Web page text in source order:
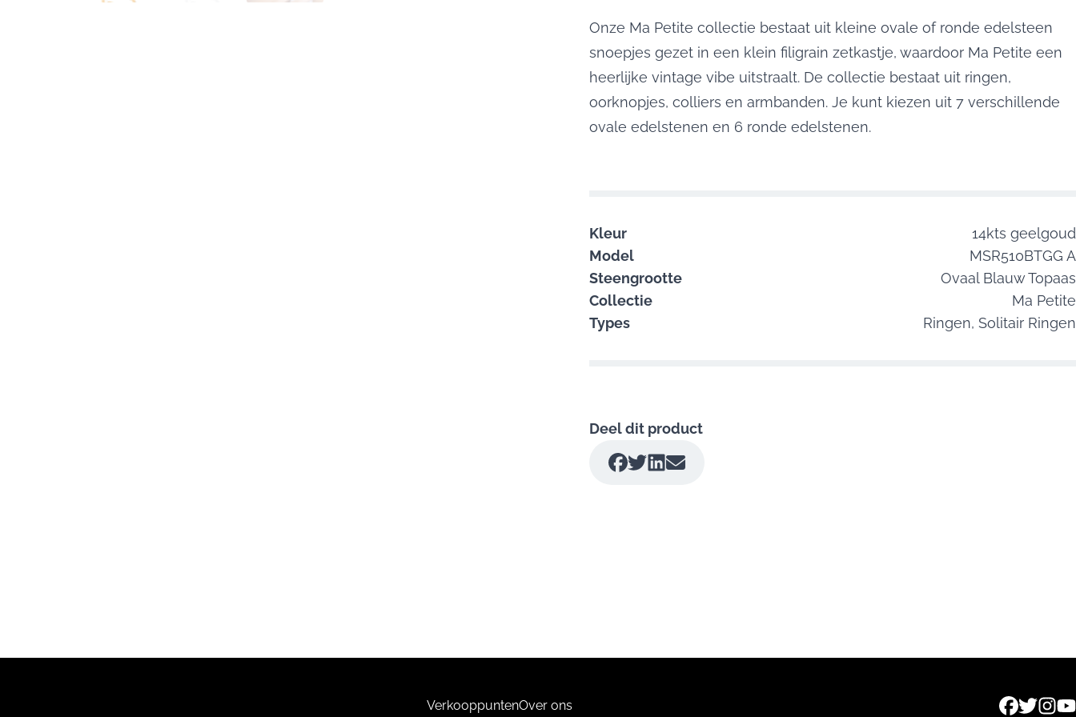
Onze Ma Petite collectie bestaat uit kleine ovale of ronde edelsteen
snoepjes gezet in een klein filigrain zetkastje, waardoor Ma Petite een
heerlijke vintage vibe uitstraalt. De collectie bestaat uit ringen,
oorknopjes, colliers en armbanden. Je kunt kiezen uit 7 verschillende
ovale edelstenen en 6 ronde edelstenen.
Kleur
14kts geelgoud
Model
MSR510BTGG A
Steengrootte
Ovaal Blauw Topaas
Collectie
Ma Petite
Types
Ringen, Solitair Ringen
Deel dit product
VerkooppuntenOver ons